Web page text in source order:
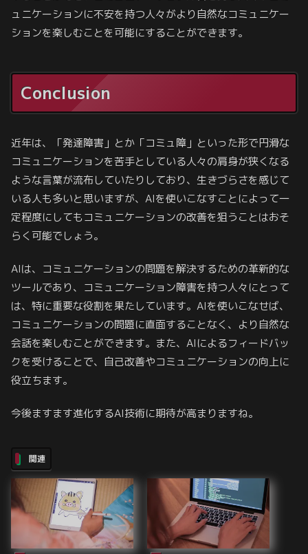
ュニケーションに不安を持つ人々がより自然なコミュニケー
ションを楽しむことを可能にすることができます。
Conclusion
近年は、「発達障害」とか「コミュ障」といった形で円滑な
コミュニケーションを苦手としている人々の肩身が狭くなる
ような言葉が流布していたりしており、生きづらさを感じて
いる人も多いと思いますが、AIを使いこなすことによって一
定程度にしてもコミュニケーションの改善を狙うことはおそ
らく可能でしょう。
AIは、コミュニケーションの問題を解決するための革新的な
ツールであり、コミュニケーション障害を持つ人々にとって
は、特に重要な役割を果たしています。AIを使いこなせば、
コミュニケーションの問題に直面することなく、より自然な
会話を楽しむことができます。また、AIによるフィードバッ
クを受けることで、自己改善やコミュニケーションの向上に
役立ちます。
今後ますます進化するAI技術に期待が高まりますね。
関連